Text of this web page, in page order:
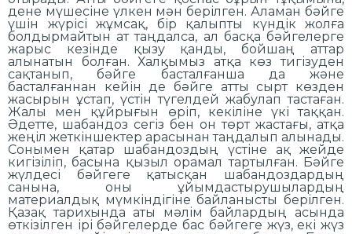
дене мүшесіне үлкен мән берілген. Аламан бәйге
үшін жүрісі жұмсақ, бір қалыпты күндік жолға
болдырмайтын ат таңдалса, ал басқа бәйгелерге
жарыс кезінде қызу қанды, бойшаң аттар
алынатын болған. Халқымыз атқа көз тигізуден
сақтанып, бәйге басталғанша да және
басталғаннан кейін де бәйге атты сырт көзден
жасырын ұстап, үстін түгелдей жабулап тастаған.
Жалы мен құйрығын өріп, кекіліне үкі таққан.
Әдетте, шабандоз сегіз бен он төрт жастағы, атқа
жеңіл жеткіншектер арасынан таңдалып алынады.
Сонымен қатар шабандоздың үстіне ақ жейде
кигізіліп, басына қызыл орамал тартылған. Бәйге
жүлдесі бәйгеге қатысқан шабандоздардың
санына, оны ұйымдастырушылардың
материалдық мүмкіндігіне байланысты берілген.
Қазақ тарихында аты мәлім байлардың асында
өткізілген ірі бәйгелерде бас бәйгеге жүз, екі жүз